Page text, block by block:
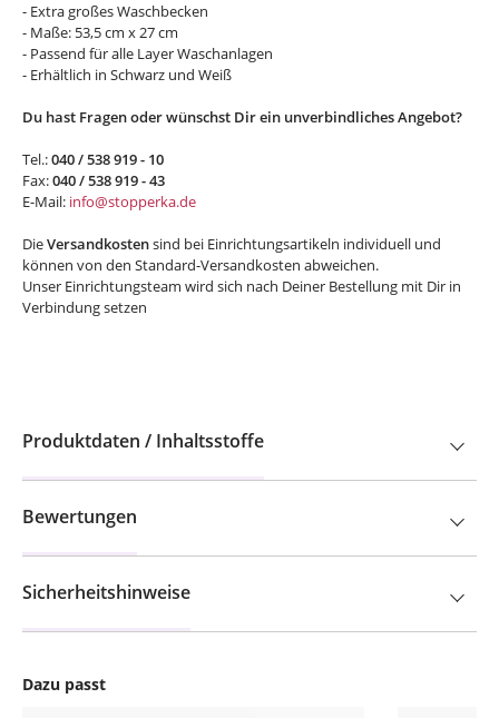
Dazu passt
- Extra großes Waschbecken
- Maße: 53,5 cm x 27 cm
- Passend für alle Layer Waschanlagen
- Erhältlich in Schwarz und Weiß
Du hast Fragen oder wünschst Dir ein unverbindliches Angebot?
Tel.:040 / 538 919 - 10
Fax:040 / 538 919 - 43
E-Mail: info@stopperka.de
DieVersandkostensind bei Einrichtungsartikeln individuell und
können von den Standard-Versandkosten abweichen.
Unser Einrichtungsteam wird sich nach Deiner Bestellung mit Dir in
Verbindung setzen
Produktdaten / Inhaltsstoffe
Bewertungen
Sicherheitshinweise